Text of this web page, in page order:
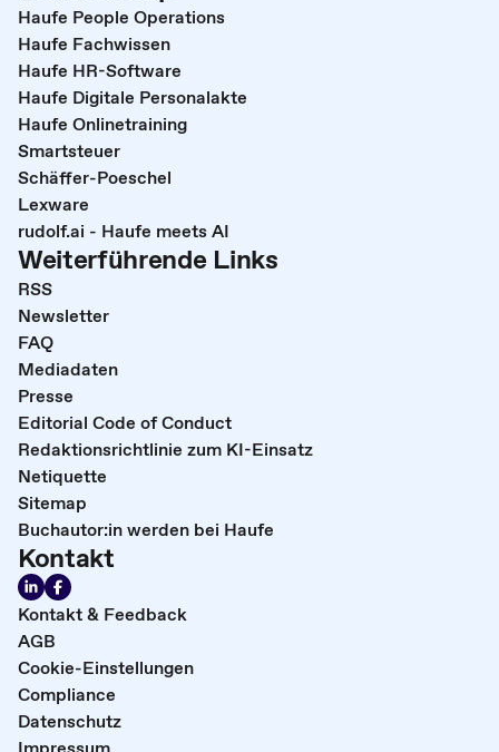
Haufe People Operations
Haufe Fachwissen
Haufe HR-Software
Haufe Digitale Personalakte
Haufe Onlinetraining
Smartsteuer
Schäffer-Poeschel
Lexware
rudolf.ai - Haufe meets AI
Weiterführende Links
RSS
Newsletter
FAQ
Mediadaten
Presse
Editorial Code of Conduct
Redaktionsrichtlinie zum KI-Einsatz
Netiquette
Sitemap
Buchautor:in werden bei Haufe
Kontakt
Kontakt & Feedback
AGB
Cookie-Einstellungen
Compliance
Datenschutz